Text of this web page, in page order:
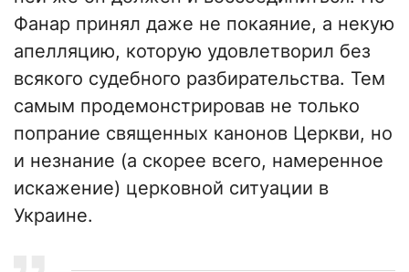
Фанар принял даже не покаяние, а некую
апелляцию, которую удовлетворил без
всякого судебного разбирательства. Тем
самым продемонстрировав не только
попрание священных канонов Церкви, но
и незнание (а скорее всего, намеренное
искажение) церковной ситуации в
Украине.